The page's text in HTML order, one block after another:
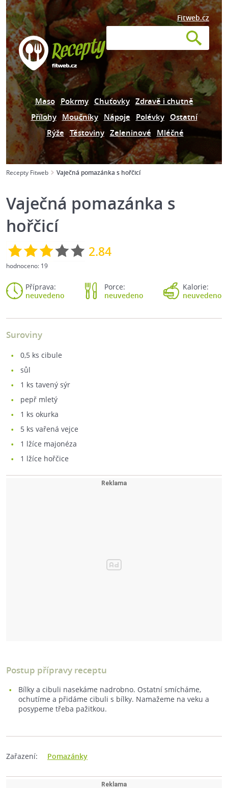
Fitweb.cz
Maso Pokrmy Chuťovky Zdravě i chutně
Přílohy Moučníky Nápoje Polévky Ostatní
Rýže Těstoviny Zeleninové Mléčné
Recepty Fitweb Vaječná pomazánka s hořčicí
Vaječná pomazánka s
hořčicí
2.84
hodnoceno: 19
Příprava:
neuvedeno
Porce:
neuvedeno
Kalorie:
neuvedeno
Suroviny
0,5 ks cibule
sůl
1 ks tavený sýr
pepř mletý
1 ks okurka
5 ks vařená vejce
1 lžíce majonéza
1 lžíce hořčice
Postup přípravy receptu
Bílky a cibuli nasekáme nadrobno. Ostatní smícháme,
ochutíme a přidáme cibuli s bílky. Namažeme na veku a
posypeme třeba pažitkou.
Zařazení: Pomazánky